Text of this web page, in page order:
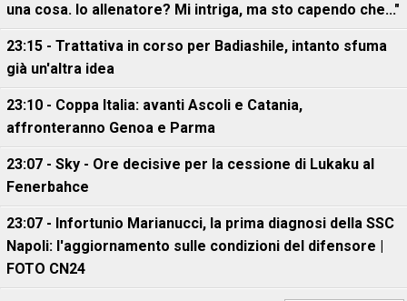
una cosa. Io allenatore? Mi intriga, ma sto capendo che..."
23:15 - Trattativa in corso per Badiashile, intanto sfuma
già un'altra idea
23:10 - Coppa Italia: avanti Ascoli e Catania,
affronteranno Genoa e Parma
23:07 - Sky - Ore decisive per la cessione di Lukaku al
Fenerbahce
23:07 - Infortunio Marianucci, la prima diagnosi della SSC
Napoli: l'aggiornamento sulle condizioni del difensore |
FOTO CN24